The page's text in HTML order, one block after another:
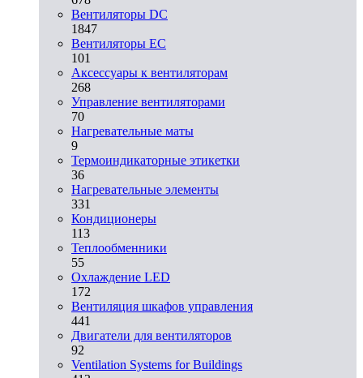
Вентиляторы DC
1847
Вентиляторы EC
101
Аксессуары к вентиляторам
268
Управление вентиляторами
70
Нагревательные маты
9
Термоиндикаторные этикетки
36
Нагревательные элементы
331
Кондиционеры
113
Теплообменники
55
Охлаждение LED
172
Вентиляция шкафов управления
441
Двигатели для вентиляторов
92
Ventilation Systems for Buildings